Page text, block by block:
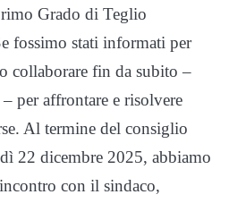
Grado di Teglio
fossimo stati informati per
collaborare fin da subito –
per affrontare e risolvere
Al termine del consiglio
22 dicembre 2025, abbiamo
con il sindaco,